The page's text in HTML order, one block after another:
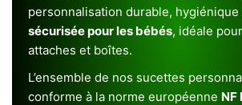
personnalisation durable,
sécurisée pour les bébés, idéale
attaches et boîtes.
L’ensemble de nos sucettes
conforme à la norme européenne NF